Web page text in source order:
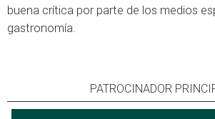
buena crítica por parte de los medios
gastronomía.
PATROCINADOR